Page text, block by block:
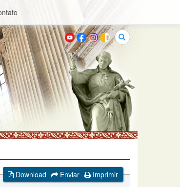
Buscar
Download Enviar
Imprimir